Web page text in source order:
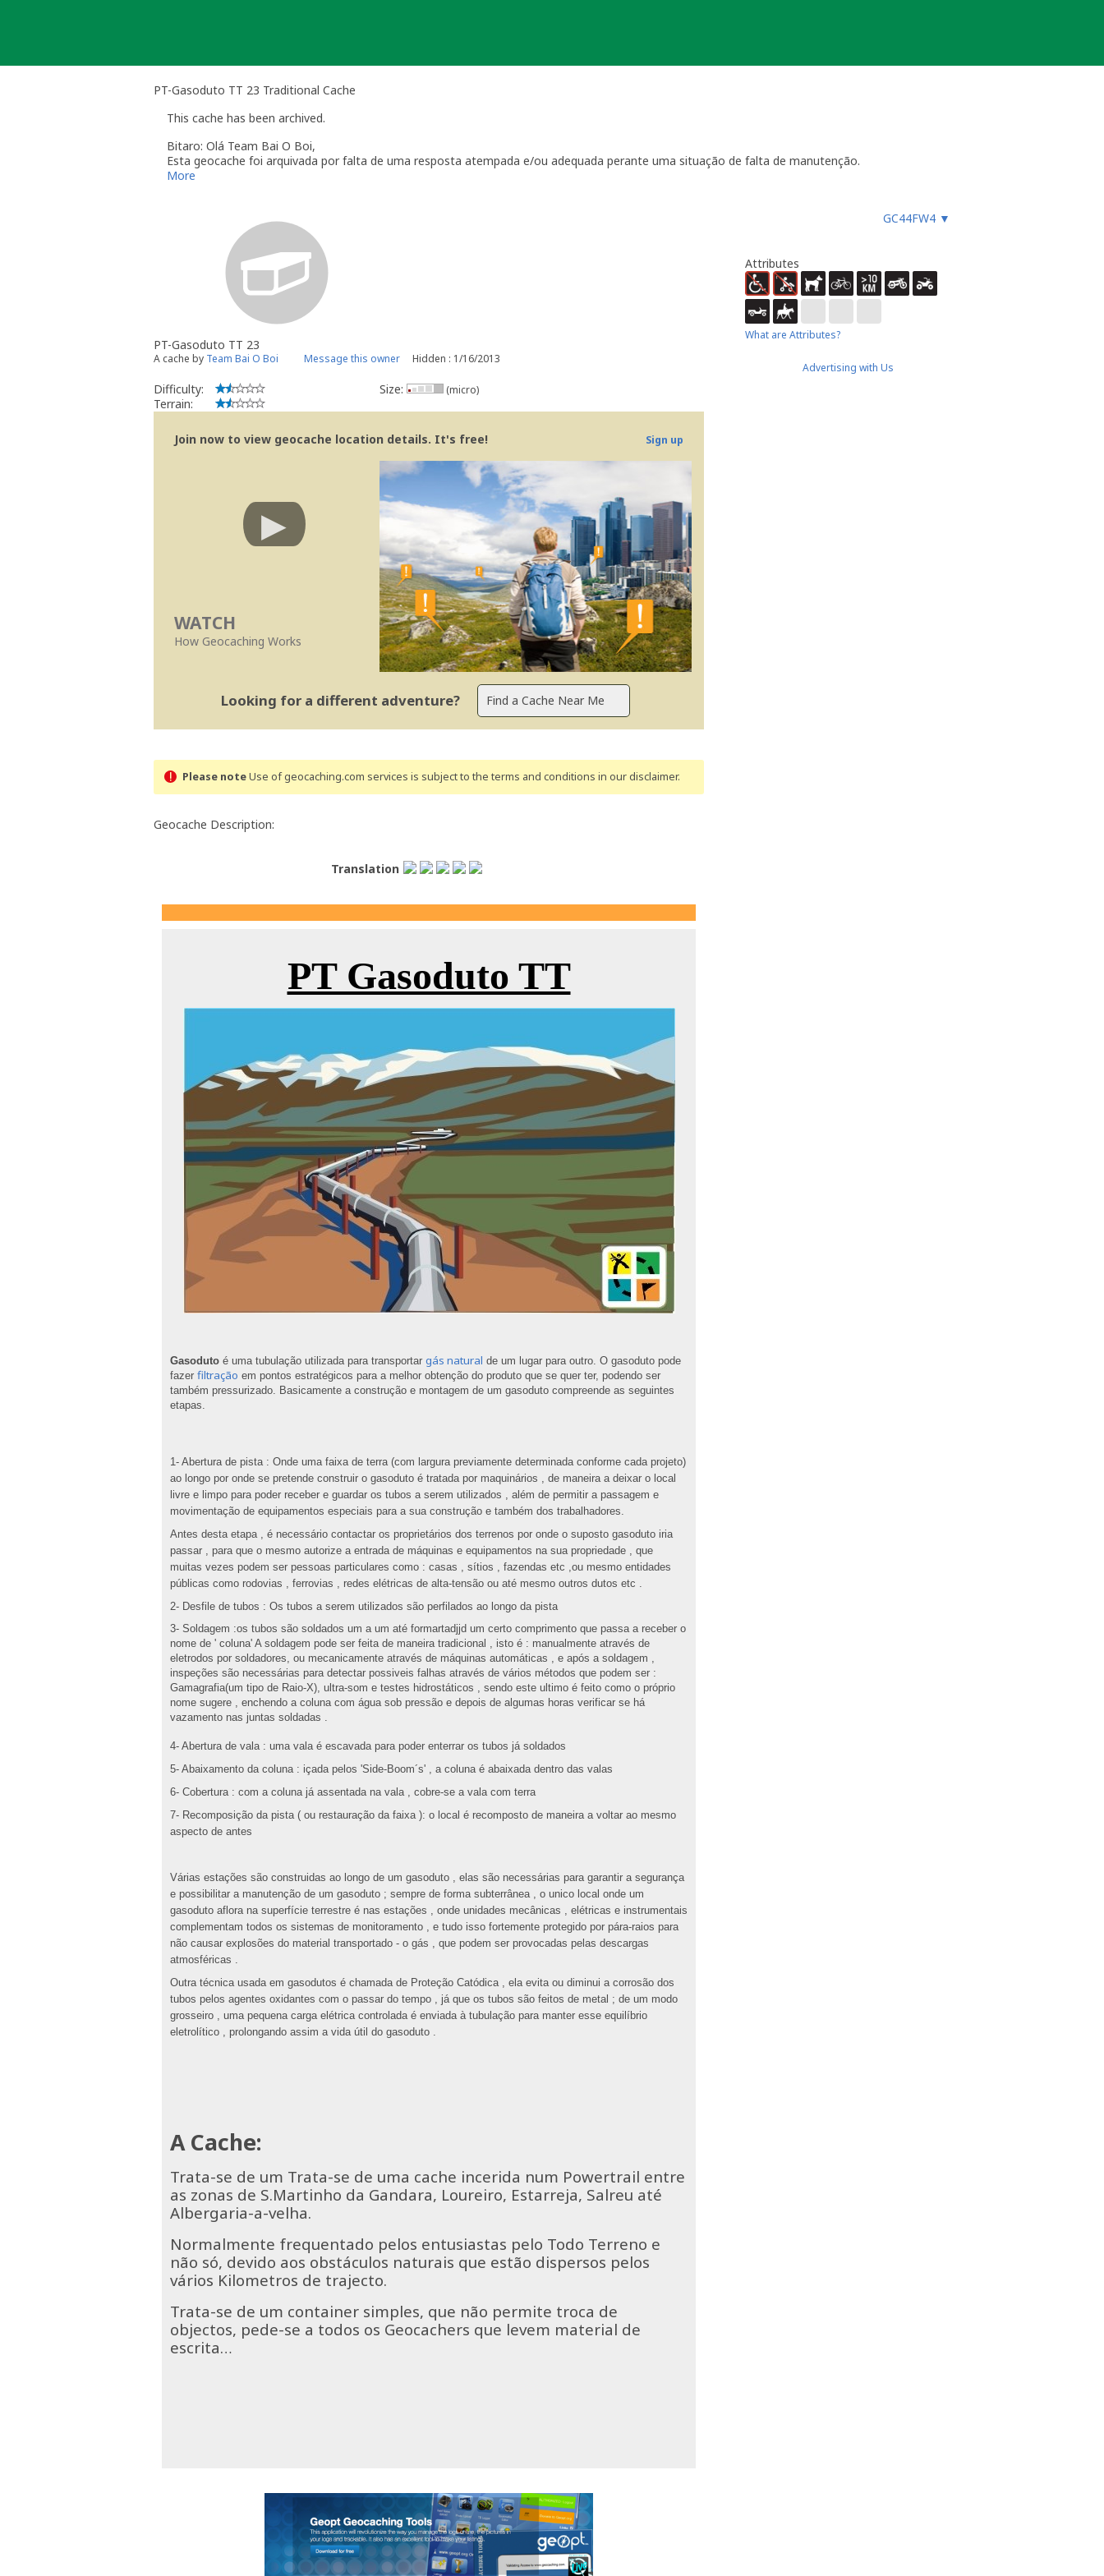
PT-Gasoduto TT 23 Traditional Cache
This cache has been archived.
Bitaro: Olá Team Bai O Boi,
Esta geocache foi arquivada por falta de uma resposta atempada e/ou adequada perante uma situação de falta de manutenção.
Relembro a secção das
Você é responsável por visitas ocasionais à sua geocache para assegurar que está tudo em ordem para funcionar, especialmente
quando alguém reporta um problema com a geocache (desaparecimento, estrago, humidade/infiltrações, etc.), ou faz um registo
"Precisa de Manutenção". Desactive temporariamente a sua geocache para que os outros saibam que não devem procurar a
geocache até que tenha resolvido o problema. É-lhe concedido um período razoável de tempo -
geralmente até 4 semanas
do qual deverá verificar o estado da sua geocache. Se a geocache não estiver a receber a manutenção necessária ou estiver
temporariamente desactivada por um longo período de tempo, poderemos arquivar a página da geocache.
Se no local existe algum recipiente por favor recolha-o a fim de evitar que se torne lixo (geolitter).
Uma vez que se trata de um caso de falta de manutenção a sua geocache não poderá ser desarquivada. Caso submeta uma nova será tido em
conta este arquivamento por falta de manutenção.
More
GC44FW4 ▼
PT-Gasoduto TT 23
A cache by Team Bai O Boi Message this owner Hidden : 1/16/2013
Difficulty:
Terrain:
Size: (micro)
Join now to view geocache location details. It's free! Sign up
WATCH
How Geocaching Works
Looking for a different adventure?
Please noteUse of geocaching.com services is subject to the terms and conditions in our disclaimer.
Geocache Description:
Translation
PT Gasoduto TT
Gasoduto é uma tubulação utilizada para transportar gás natural de um lugar para outro. O gasoduto pode
fazer filtração em pontos estratégicos para a melhor obtenção do produto que se quer ter, podendo ser
também pressurizado. Basicamente a construção e montagem de um gasoduto compreende as seguintes
etapas.
1- Abertura de pista : Onde uma faixa de terra (com largura previamente determinada conforme cada projeto)
ao longo por onde se pretende construir o gasoduto é tratada por maquinários , de maneira a deixar o local
livre e limpo para poder receber e guardar os tubos a serem utilizados , além de permitir a passagem e
movimentação de equipamentos especiais para a sua construção e também dos trabalhadores.
Antes desta etapa , é necessário contactar os proprietários dos terrenos por onde o suposto gasoduto iria
passar , para que o mesmo autorize a entrada de máquinas e equipamentos na sua propriedade , que
muitas vezes podem ser pessoas particulares como : casas , sítios , fazendas etc ,ou mesmo entidades
públicas como rodovias , ferrovias , redes elétricas de alta-tensão ou até mesmo outros dutos etc .
2- Desfile de tubos : Os tubos a serem utilizados são perfilados ao longo da pista
3- Soldagem :os tubos são soldados um a um até formartadjjd um certo comprimento que passa a receber o
nome de ' coluna' A soldagem pode ser feita de maneira tradicional , isto é : manualmente através de
eletrodos por soldadores, ou mecanicamente através de máquinas automáticas , e após a soldagem ,
inspeções são necessárias para detectar possiveis falhas através de vários métodos que podem ser :
Gamagrafia(um tipo de Raio-X), ultra-som e testes hidrostáticos , sendo este ultimo é feito como o próprio
nome sugere , enchendo a coluna com água sob pressão e depois de algumas horas verificar se há
vazamento nas juntas soldadas .
4- Abertura de vala : uma vala é escavada para poder enterrar os tubos já soldados
5- Abaixamento da coluna : içada pelos 'Side-Boom´s' , a coluna é abaixada dentro das valas
6- Cobertura : com a coluna já assentada na vala , cobre-se a vala com terra
7- Recomposição da pista ( ou restauração da faixa ): o local é recomposto de maneira a voltar ao mesmo
aspecto de antes
Várias estações são construidas ao longo de um gasoduto , elas são necessárias para garantir a segurança
e possibilitar a manutenção de um gasoduto ; sempre de forma subterrânea , o unico local onde um
gasoduto aflora na superfície terrestre é nas estações , onde unidades mecânicas , elétricas e instrumentais
complementam todos os sistemas de monitoramento , e tudo isso fortemente protegido por pára-raios para
não causar explosões do material transportado - o gás , que podem ser provocadas pelas descargas
atmosféricas .
Outra técnica usada em gasodutos é chamada de Proteção Catódica , ela evita ou diminui a corrosão dos
tubos pelos agentes oxidantes com o passar do tempo , já que os tubos são feitos de metal ; de um modo
grosseiro , uma pequena carga elétrica controlada é enviada à tubulação para manter esse equilíbrio
eletrolítico , prolongando assim a vida útil do gasoduto .
A Cache:
Trata-se de um Trata-se de uma cache incerida num Powertrail entre
as zonas de S.Martinho da Gandara, Loureiro, Estarreja, Salreu até
Albergaria-a-velha.
Normalmente frequentado pelos entusiastas pelo Todo Terreno e
não só, devido aos obstáculos naturais que estão dispersos pelos
vários Kilometros de trajecto.
Trata-se de um container simples, que não permite troca de
objectos, pede-se a todos os Geocachers que levem material de
escrita…
Attributes
What are Attributes?
Advertising with Us